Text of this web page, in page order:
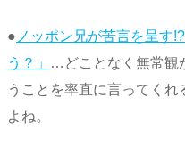
● ノッポン兄が苦言を呈す
う？」
…どことなく無常観
うことを率直に言ってく
よね。